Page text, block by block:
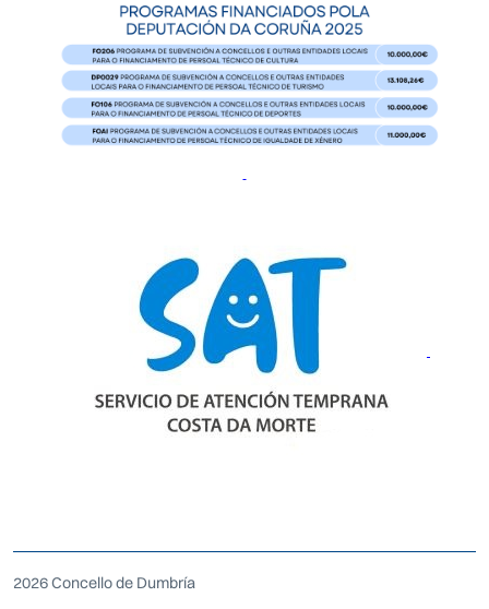
2026 Concello de Dumbría